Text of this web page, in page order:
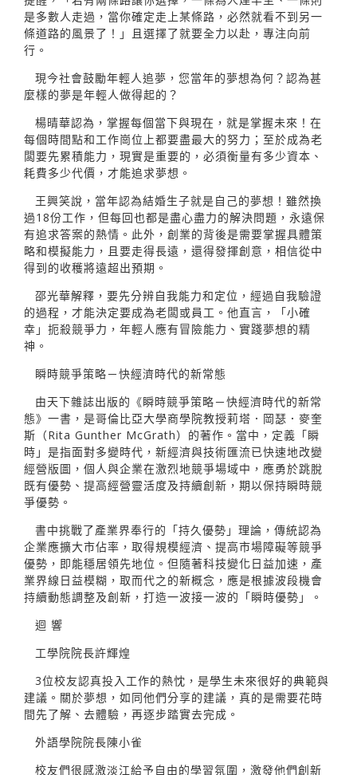
是多數人走過，當你確定走上某條路，必然就看不到另一
條道路的風景了！」且選擇了就要全力以赴，專注向前
行。
現今社會鼓勵年輕人追夢，您當年的夢想為何？認為甚
麼樣的夢是年輕人做得起的？
楊晴華認為，掌握每個當下與現在，就是掌握未來！在
每個時間點和工作崗位上都要盡最大的努力；至於成為老
闆要先累積能力，現實是重要的，必須衡量有多少資本、
耗費多少代價，才能追求夢想。
王興笑說，當年認為結婚生子就是自己的夢想！雖然換
過18份工作，但每回也都是盡心盡力的解決問題，永遠保
有追求答案的熱情。此外，創業的背後是需要掌握具體策
略和模擬能力，且要走得長遠，還得發揮創意，相信從中
得到的收穫將遠超出預期。
邵光華解釋，要先分辨自我能力和定位，經過自我驗證
的過程，才能決定要成為老闆或員工。他直言，「小確
幸」扼殺競爭力，年輕人應有冒險能力、實踐夢想的精
神。
瞬時競爭策略－快經濟時代的新常態
由天下雜誌出版的《瞬時競爭策略－快經濟時代的新常
態》一書，是哥倫比亞大學商學院教授莉塔．岡瑟．麥奎
斯（Rita Gunther McGrath）的著作。當中，定義「瞬
時」是指面對多變時代，新經濟與技術匯流已快速地改變
經營版圖，個人與企業在激烈地競爭場域中，應勇於跳脫
既有優勢、提高經營靈活度及持續創新，期以保持瞬時競
爭優勢。
書中挑戰了產業界奉行的「持久優勢」理論，傳統認為
企業應擴大市佔率，取得規模經濟、提高市場障礙等競爭
優勢，即能穩居領先地位。但隨著科技變化日益加速，產
業界線日益模糊，取而代之的新概念，應是根據波段機會
持續動態調整及創新，打造一波接一波的「瞬時優勢」。
迴 響
工學院院長許輝煌
3位校友認真投入工作的熱忱，是學生未來很好的典範與
建議。關於夢想，如同他們分享的建議，真的是需要花時
間先了解、去體驗，再逐步踏實去完成。
外語學院院長陳小雀
校友們很感激淡江給予自由的學習氛圍，激發他們創新